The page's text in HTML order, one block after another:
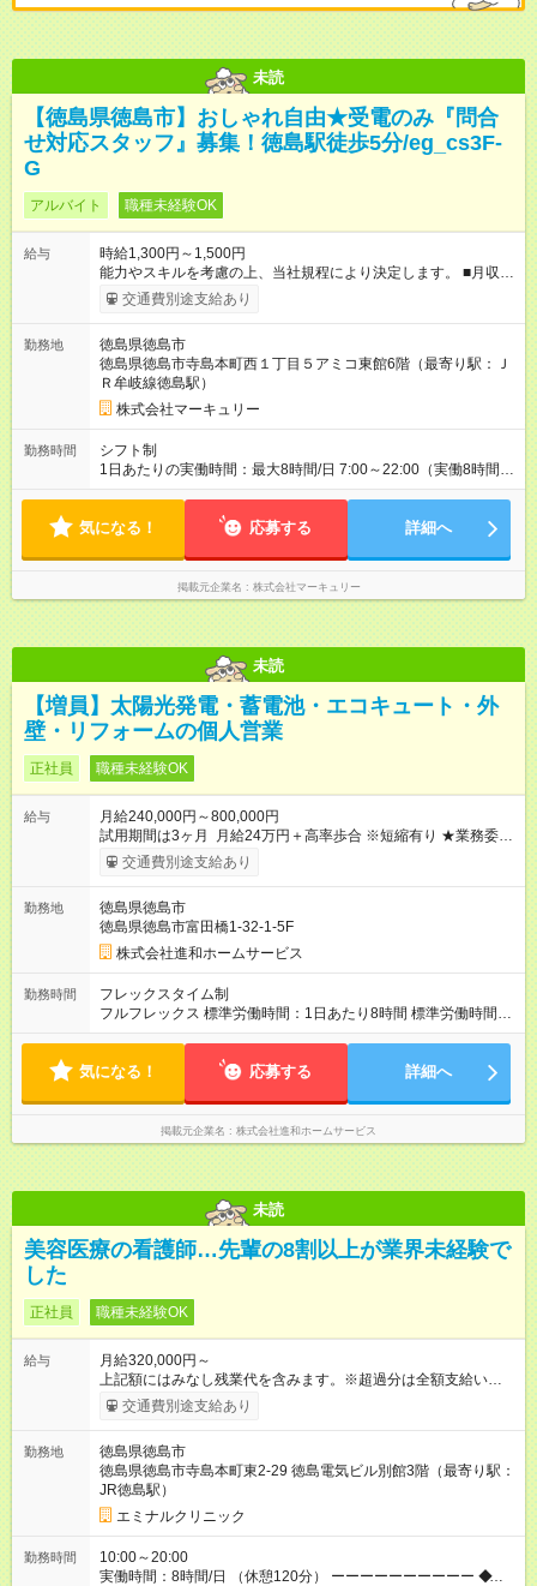
未読
【徳島県徳島市】おしゃれ自由★受電のみ『問合
せ対応スタッフ』募集！徳島駅徒歩5分/eg_cs3F-
G
アルバイト 職種未経験OK
給与
時給1,300円～1,500円
能力やスキルを考慮の上、当社規程により決定します。 ■月収例
（22日勤務の場合） 時給1,300円×1日8時間＝228,800円 【試
用期間】試用期間あり 試用期間の長さ：3ヶ月 雇用形態、給与
交通費別途支給あり
勤務地
徳島県徳島市
徳島県徳島市寺島本町西１丁目５アミコ東館6階（最寄り駅：Ｊ
Ｒ牟岐線徳島駅）
株式会社マーキュリー
勤務時間
シフト制
1日あたりの実働時間：最大8時間/日 7:00～22:00（実働8時間／
休憩1時間） ■シフト例 7:00～16:00 10:00～19:00 13:00～
気になる！ 応募する 詳細へ
掲載元企業名 株式会社マーキュリー
未読
【増員】太陽光発電・蓄電池・エコキュート・外
壁・リフォームの個人営業
正社員 職種未経験OK
給与
月給240,000円～800,000円
試用期間は3ヶ月 月給24万円＋高率歩合 ※短縮有り ★業務委託
のプランも用意してあります。 面談時にどちらかを選択して
頂きます。 【試用期間】試用期間あり 試用期間の長さ：3ヶ月
形態：中途採用（契約社員） 給与：本採用時と同じです。
交通費別途支給あり
勤務地
徳島県徳島市
徳島県徳島市富田橋1-32-1-5F
株式会社進和ホームサービス
勤務時間
フレックスタイム制
フルフレックス 標準労働時間：1日あたり8時間 標準労働時間：
1日あたり８時間 ／ 1か月あたり１６０時間 天候やカレンダーに
気になる！ 応募する 詳細へ
掲載元企業名 株式会社進和ホームサービス
未読
美容医療の看護師…先輩の8割以上が業界未経験で
した
正社員 職種未経験OK
給与
月給320,000円～
上記額にはみなし残業代を含みます。※超過分は全額支給いたし
ます。 みなし残業代 43,900円／月 みなし残業時間 23時間／月
【試用期間】試用期間あり 試用期間の長さ：6ヶ月 ※ 雇用形態
採用（契約社員） 給与：月給 300,000円 ～ 300,000円 上記額に
はみなし残業代を含みます。※超過分は全額支給いたします。
みなし残業代 40,800円／月 みなし残業時間 23時間／月
交通費別途支給あり
勤務地
徳島県徳島市
徳島県徳島市寺島本町東2-29 徳島電気ビル別館3階（最寄り駅：
JR徳島駅）
エミナルクリニック
勤務時間
10:00～20:00
実働時間：8時間/日 （休憩120分） ーーーーーーーーーー ◆残